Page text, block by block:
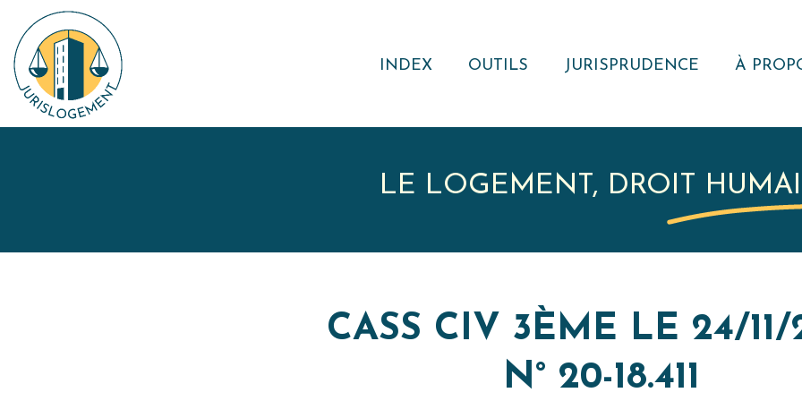
INDEX OUTILS
RECUEIL DE
RESSOURCE
EXTERNE
JURISPRUDENCE
JURISPRUDENTIELLE
À
NOUS ?
LE LOGEMENT, DROIT
CASS CIV 3ÈME LE 24/11/
N° 20-18.411